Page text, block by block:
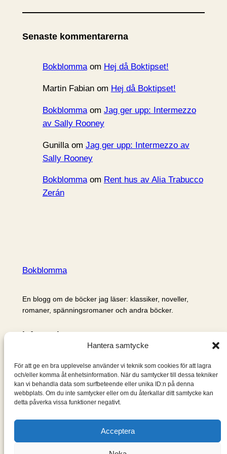
Hantera samtycke
För att ge en bra upplevelse använder vi teknik som cookies för att lagra
och/eller komma åt enhetsinformation. När du samtycker till dessa tekniker
kan vi behandla data som surfbeteende eller unika ID:n på denna
webbplats. Om du inte samtycker eller om du återkallar ditt samtycke kan
detta påverka vissa funktioner negativt.
Acceptera
k
v
Senaste kommentarerna
Bokblommaom Hej då Boktipset!
Martin Fabianom Hej då Boktipset!
Bokblommaom Jag ger upp: Intermezzo
av Sally Rooney
Gunillaom Jag ger upp: Intermezzo av
Sally Rooney
Bokblommaom Rent hus av Alia Trabucco
Zerán
Bokblomma
En blogg om de böcker jag läser: klassiker, noveller,
romaner, spänningsromaner och andra böcker.
Information
Om mig & om bloggen
S
ö
k